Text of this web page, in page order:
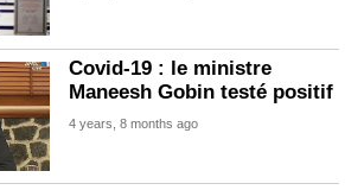
Covid-19 : le ministre
Maneesh Gobin testé positif
4 years, 8 months ago